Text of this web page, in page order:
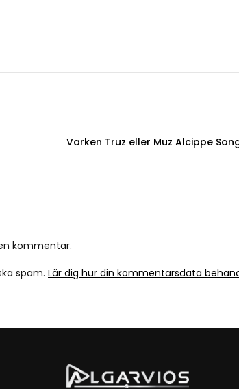
Varken Truz eller Muz Alcippe
kommentar.
spam. Lär dig hur din kommentarsdata